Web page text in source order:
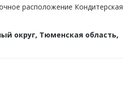
расположение Кондитерская
округ, Тюменская область,